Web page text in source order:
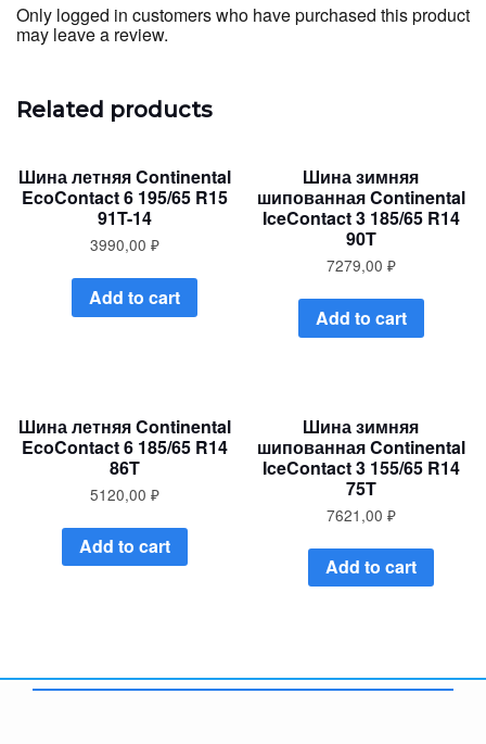
Only logged in customers who have purchased this product
may leave a review.
Related products
Шина летняя Continental
EcoContact 6 195/65 R15
91T-14
3990,00₽
Add to cart
Шина зимняя
шипованная Continental
IceContact 3 185/65 R14
90T
7279,00 ₽
Add to cart
Шина летняя Continental
EcoContact 6 185/65 R14
86T
5120,00₽
Add to cart
Шина зимняя
шипованная Continental
IceContact 3 155/65 R14
75T
7621,00 ₽
Add to cart